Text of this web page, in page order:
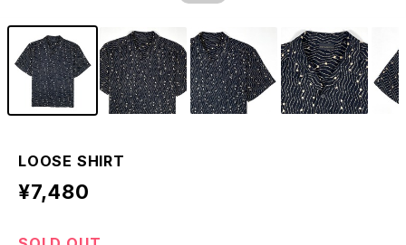
LOOSE SHIRT
¥7,480